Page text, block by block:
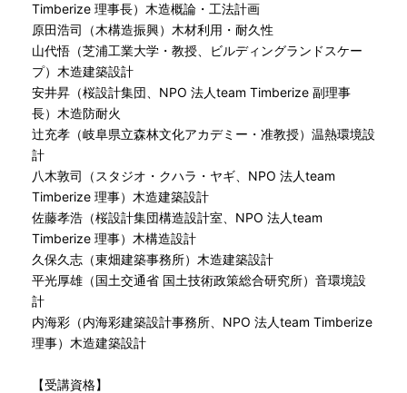
Timberize 理事長）木造概論・工法計画
原田浩司（木構造振興）木材利用・耐久性
山代悟（芝浦工業大学・教授、ビルディングランドスケー
プ）木造建築設計
安井昇（桜設計集団、NPO 法人team Timberize 副理事
長）木造防耐火
辻充孝（岐阜県立森林文化アカデミー・准教授）温熱環境設
計
八木敦司（スタジオ・クハラ・ヤギ、NPO 法人team
Timberize 理事）木造建築設計
佐藤孝浩（桜設計集団構造設計室、NPO 法人team
Timberize 理事）木構造設計
久保久志（東畑建築事務所）木造建築設計
平光厚雄（国土交通省 国土技術政策総合研究所）音環境設
計
内海彩（内海彩建築設計事務所、NPO 法人team Timberize
理事）木造建築設計
【受講資格】